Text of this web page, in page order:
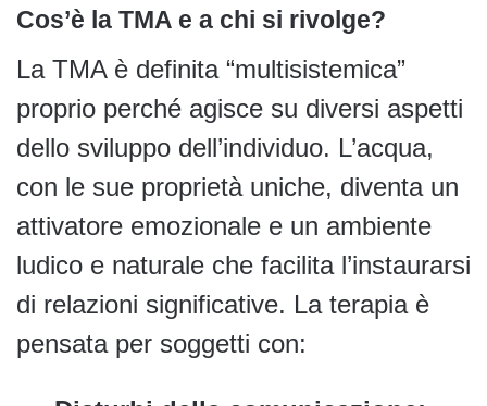
Cos’è la TMA e a chi si rivolge?
La TMA è definita “multisistemica”
proprio perché agisce su diversi aspetti
dello sviluppo dell’individuo. L’acqua,
con le sue proprietà uniche, diventa un
attivatore emozionale e un ambiente
ludico e naturale che facilita l’instaurarsi
di relazioni significative. La terapia è
pensata per soggetti con: